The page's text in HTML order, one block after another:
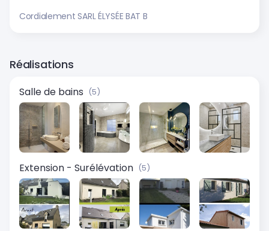
Cordialement SARL ÉLYSÉE BAT B
Réalisations
Salle de bains (5)
Extension - Surélévation (5)